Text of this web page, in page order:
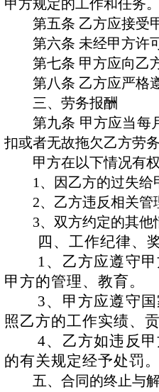
甲方规定的工作和任务。
第五条 乙方应接受
第六条 未经甲方许
第七条 甲方应向乙
第八条 乙方应严格
三、劳务报酬
第九条 甲方应当每
扣或者无故拖欠乙方劳务
甲方在以下情况有
1 、因乙方的过失给
2、乙方违反相关管
3、双方约定的其他
四、工作纪律、
1、乙方应遵守
甲方的管理、教育。
3、甲方应遵守
照乙方的工作实绩、
4、乙方如违反
的有关规定经予处罚。
五、合同的终止与